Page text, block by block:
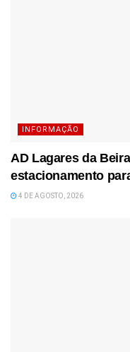
INFORMAÇÃO
AD Lagares da
estacionamento
4 DE AGOSTO, 2026